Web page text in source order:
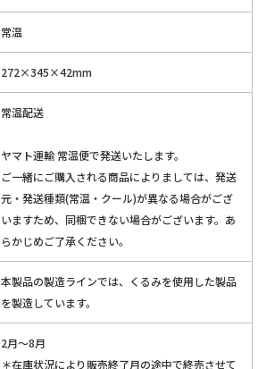
常温
272×345×42mm
常温配送
ヤマト運輸 常温便で発送いたします。
ご一緒にご購入される商品によりましては、発送
元・発送種類(常温・クール)が異なる場合がござ
いますため、同梱できない場合がございます。あ
らかじめご了承ください。
本製品の製造ラインでは、くるみを使用した製品
を製造しています。
2月～8月
＊在庫状況により販売終了月の途中で終売させて